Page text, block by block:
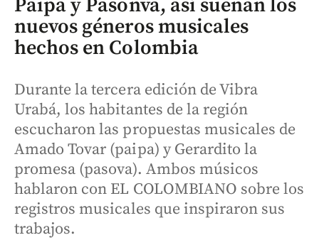
Paipa y Pasonva, así suenan los
nuevos géneros musicales
hechos en Colombia
Durante la tercera edición de Vibra
Urabá, los habitantes de la región
escucharon las propuestas musicales de
Amado Tovar (paipa) y Gerardito la
promesa (pasova). Ambos músicos
hablaron con EL COLOMBIANO sobre los
registros musicales que inspiraron sus
trabajos.